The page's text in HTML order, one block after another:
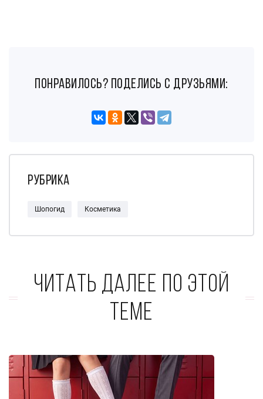
понравилось? поделись с друзьями:
Рубрика
Шопогид Косметика
Читать далее по этой
теме